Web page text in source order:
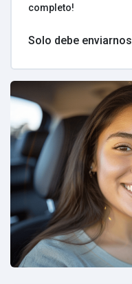
completo!
Solo debe